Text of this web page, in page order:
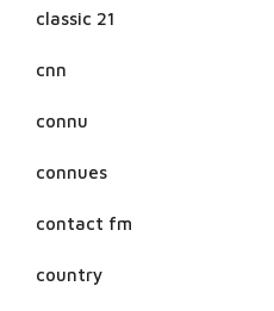
classic 21
cnn
connu
connues
contact fm
country